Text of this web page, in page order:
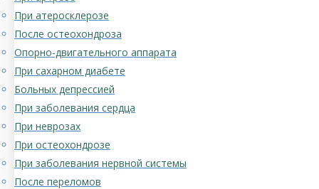
При атеросклерозе
После остеохондроза
Опорно-двигательного аппарата
При сахарном диабете
Больных депрессией
При заболевания сердца
При неврозах
При остеохондрозе
При заболевания нервной системы
После переломов